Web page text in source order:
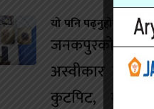
यो पनि पढ्नुहोस
जनकपुरको डान्स
अस्वीकार गर्दा
कुटपिट, मानव